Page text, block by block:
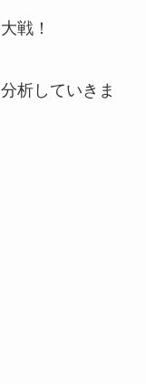
戦！
析していきま